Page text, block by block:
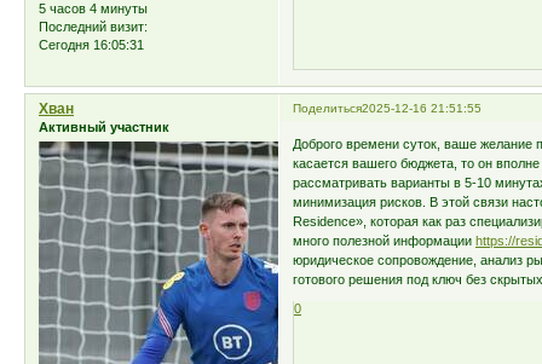
5 часов 4 минуты
Последний визит:
Сегодня 16:05:31
Поделиться2025-12-16 21:51:55
Хван
Активный участник
Доброго времени суток, ваше желание
касается вашего бюджета, то он
рассматривать варианты в 5-10
минимизация рисков. В этой связи
Residence», которая как раз
много полезной информацииhttps://
юридическое сопровождение, анализ
готового решения под ключ без
0